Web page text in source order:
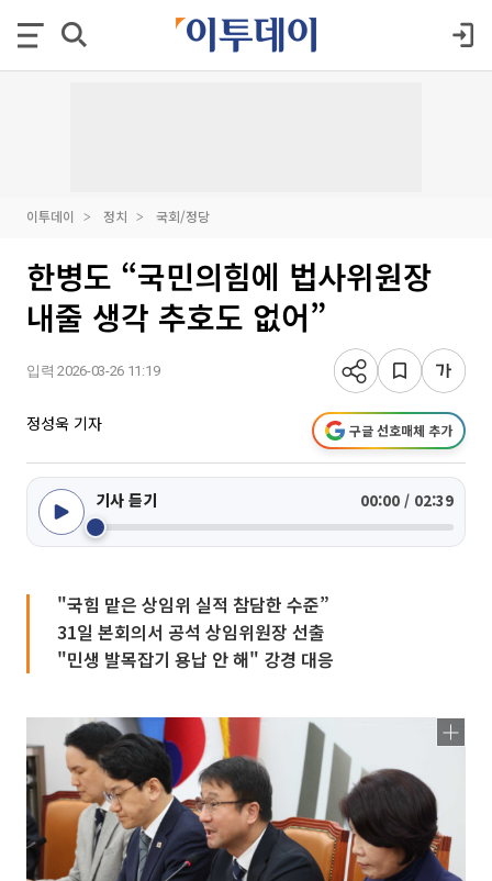
이투데이 정치 국회/정당
한병도 “국민의힘에 법사위원장
내줄 생각 추호도 없어”
입력 2026-03-26 11:19
정성욱 기자 구글 선호매체 추가
기사 듣기 00:00 / 02:39
"국힘 맡은 상임위 실적 참담한 수준”
31일 본회의서 공석 상임위원장 선출
"민생 발목잡기 용납 안 해" 강경 대응